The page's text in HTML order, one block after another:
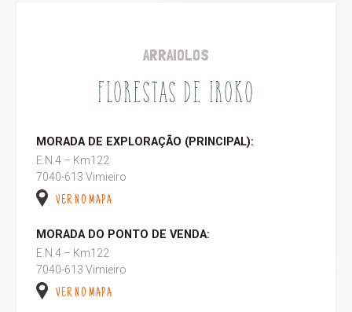
ARRAIOLOS
FLORESTAS DE IROKO
MORADA DE EXPLORAÇÃO (PRINCIPAL):
E.N.4 – Km122
7040-613 Vimieiro
VER NO MAPA
MORADA DO PONTO DE VENDA:
E.N.4 – Km122
7040-613 Vimieiro
VER NO MAPA